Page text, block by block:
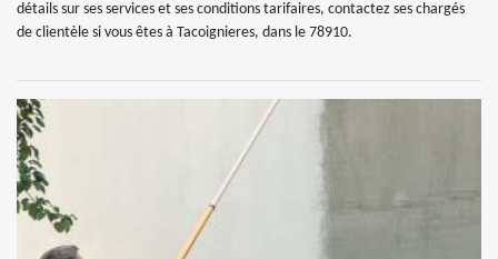
détails sur ses services et ses conditions tarifaires, contactez ses chargés
de clientèle si vous êtes à Tacoignieres, dans le 78910.